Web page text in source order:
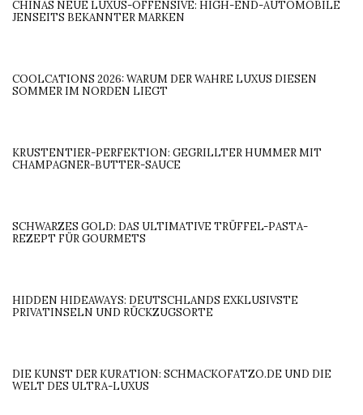
CHINAS NEUE LUXUS-OFFENSIVE: HIGH-END-AUTOMOBILE
JENSEITS BEKANNTER MARKEN
COOLCATIONS 2026: WARUM DER WAHRE LUXUS DIESEN
SOMMER IM NORDEN LIEGT
KRUSTENTIER-PERFEKTION: GEGRILLTER HUMMER MIT
CHAMPAGNER-BUTTER-SAUCE
SCHWARZES GOLD: DAS ULTIMATIVE TRÜFFEL-PASTA-
REZEPT FÜR GOURMETS
HIDDEN HIDEAWAYS: DEUTSCHLANDS EXKLUSIVSTE
PRIVATINSELN UND RÜCKZUGSORTE
DIE KUNST DER KURATION: SCHMACKOFATZO.DE UND DIE
WELT DES ULTRA-LUXUS